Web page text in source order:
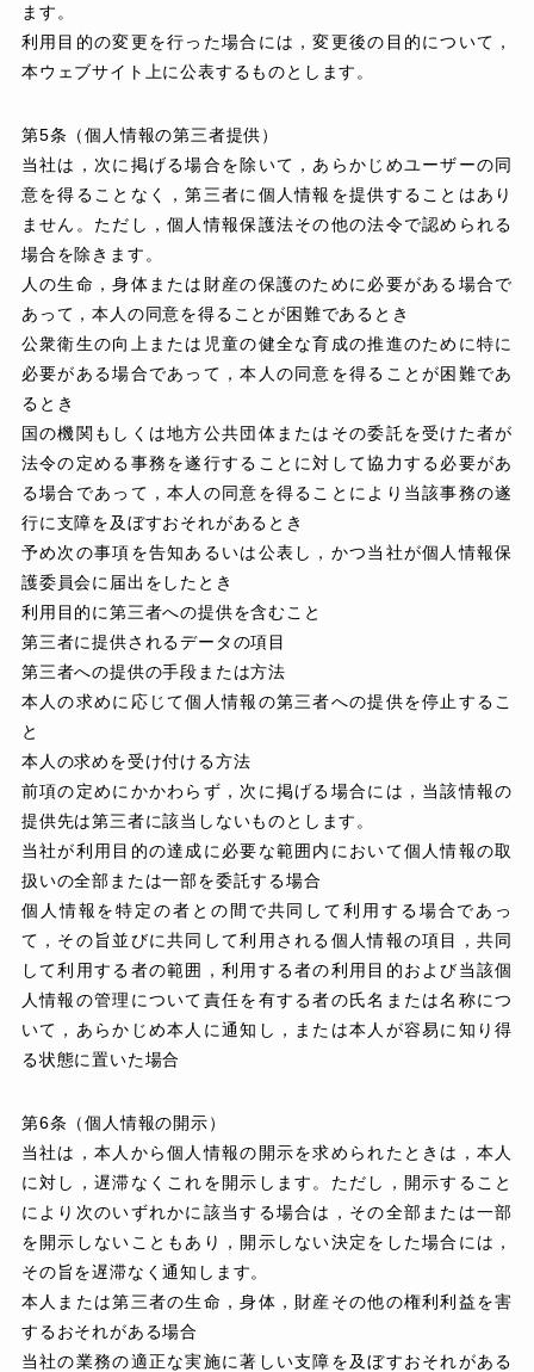
ます。
利用目的の変更を行った場合には，変更後の目的について，
本ウェブサイト上に公表するものとします。
第5条（個人情報の第三者提供）
当社は，次に掲げる場合を除いて，あらかじめユーザーの同
意を得ることなく，第三者に個人情報を提供することはあり
ません。ただし，個人情報保護法その他の法令で認められる
場合を除きます。
人の生命，身体または財産の保護のために必要がある場合で
あって，本人の同意を得ることが困難であるとき
公衆衛生の向上または児童の健全な育成の推進のために特に
必要がある場合であって，本人の同意を得ることが困難であ
るとき
国の機関もしくは地方公共団体またはその委託を受けた者が
法令の定める事務を遂行することに対して協力する必要があ
る場合であって，本人の同意を得ることにより当該事務の遂
行に支障を及ぼすおそれがあるとき
予め次の事項を告知あるいは公表し，かつ当社が個人情報保
護委員会に届出をしたとき
利用目的に第三者への提供を含むこと
第三者に提供されるデータの項目
第三者への提供の手段または方法
本人の求めに応じて個人情報の第三者への提供を停止するこ
と
本人の求めを受け付ける方法
前項の定めにかかわらず，次に掲げる場合には，当該情報の
提供先は第三者に該当しないものとします。
当社が利用目的の達成に必要な範囲内において個人情報の取
扱いの全部または一部を委託する場合
個人情報を特定の者との間で共同して利用する場合であっ
て，その旨並びに共同して利用される個人情報の項目，共同
して利用する者の範囲，利用する者の利用目的および当該個
人情報の管理について責任を有する者の氏名または名称につ
いて，あらかじめ本人に通知し，または本人が容易に知り得
る状態に置いた場合
第6条（個人情報の開示）
当社は，本人から個人情報の開示を求められたときは，本人
に対し，遅滞なくこれを開示します。ただし，開示すること
により次のいずれかに該当する場合は，その全部または一部
を開示しないこともあり，開示しない決定をした場合には，
その旨を遅滞なく通知します。
本人または第三者の生命，身体，財産その他の権利利益を害
するおそれがある場合
当社の業務の適正な実施に著しい支障を及ぼすおそれがある